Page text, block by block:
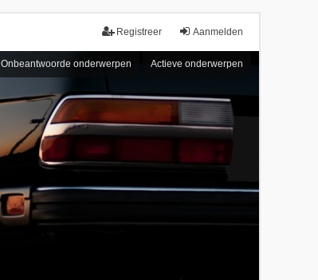
Aanmelden
Registreer
Onbeantwoorde onderwerpen Actieve onderwerpen